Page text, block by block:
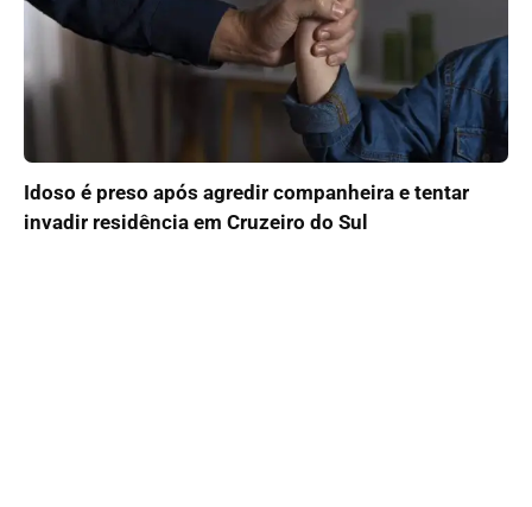
Idoso é preso após agredir companheira e tentar
invadir residência em Cruzeiro do Sul